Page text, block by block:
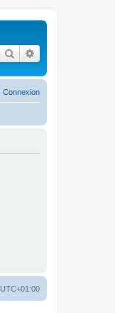
Rechercher
Connexion
UTC+01:00